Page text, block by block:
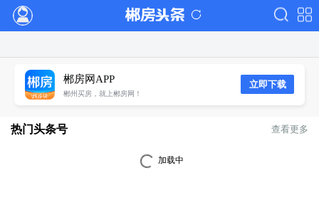
立即下载
郴房网APP
郴州买房，就上郴房网！
热门头条号 查看更多
加载中